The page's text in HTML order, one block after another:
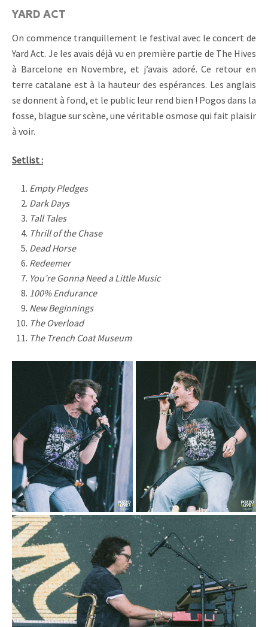
YARD ACT
On commence tranquillement le festival avec le concert de
Yard Act. Je les avais déjà vu en première partie de The Hives
à Barcelone en Novembre, et j’avais adoré. Ce retour en
terre catalane est à la hauteur des espérances. Les anglais
se donnent à fond, et le public leur rend bien ! Pogos dans la
fosse, blague sur scène, une véritable osmose qui fait plaisir
à voir.
Setlist :
Empty Pledges
Dark Days
Tall Tales
Thrill of the Chase
Dead Horse
Redeemer
You’re Gonna Need a Little Music
100% Endurance
New Beginnings
The Overload
The Trench Coat Museum